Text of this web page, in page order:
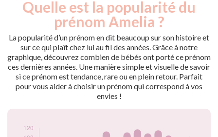
Quelle est la popularité du
prénom Amelia ?
La popularité d’un prénom en dit beaucoup sur son histoire et
sur ce qui plaît chez lui au fil des années. Grâce à notre
graphique, découvrez combien de bébés ont porté ce prénom
ces dernières années. Une manière simple et visuelle de savoir
si ce prénom est tendance, rare ou en plein retour. Parfait
pour vous aider à choisir un prénom qui correspond à vos
envies !
Année
Nouveaux-
nés
2010
56
2011
60
2012
79
2013
80
2014
67
2015
84
2019
118